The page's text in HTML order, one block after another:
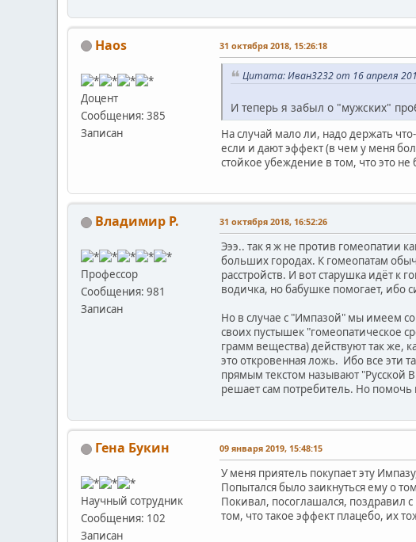
Haos
Доцент
Сообщения: 385
Записан
31 октября 2018, 15:26:18
Цитата: Иван3232 от 16 апреля
И теперь я забыл о "мужских"
На случай мало ли, надо держать
если и дают эффект (в чем у меня
стойкое убеждение в том, что это
Владимир Р.
Профессор
Сообщения: 981
Записан
31 октября 2018, 16:52:26
Эээ.. так я ж не против гомеопатии
больших городах. К гомеопатам
расстройств. И вот старушка идёт к
водичка, но бабушке помогает, ибо
Но в случае с "Импазой" мы имеем
своих пустышек "гомеопатическое
грамм вещества) действуют так же,
это откровенная ложь. Ибо все эти
прямым текстом называют "Русской
решает сам потребитель. Но
Гена Букин
Научный сотрудник
Сообщения: 102
Записан
09 января 2019, 15:48:15
У меня приятель покупает эту
Попытался было заикнуться ему о
Покивал, посоглашался, поздравил
том, что такое эффект плацебо, их